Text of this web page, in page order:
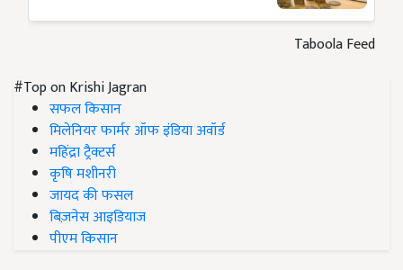
Taboola Feed
#Top on Krishi Jagran
सफल किसान
मिलेनियर फार्मर ऑफ इंडिया अवॉर्ड
महिंद्रा ट्रैक्टर्स
कृषि मशीनरी
जायद की फसल
बिज़नेस आइडियाज
पीएम किसान